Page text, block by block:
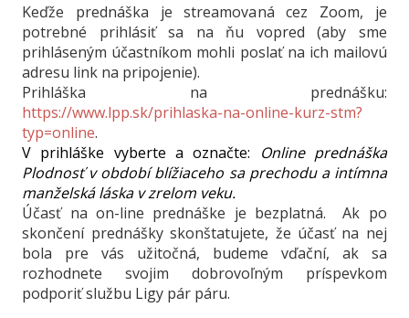
Keďže prednáška je streamovaná cez Zoom, je
potrebné prihlásiť sa na ňu vopred (aby sme
prihláseným účastníkom mohli poslať na ich mailovú
adresu link na pripojenie).
Prihláška na prednášku:
https://www.lpp.sk/prihlaska-na-online-kurz-stm?
typ=online.
V prihláške vyberte a označte:
Online prednáška
Plodnosť v období blížiaceho sa prechodu a intímna
manželská láska v zrelom veku.
Účasť na on-line prednáške je bezplatná. Ak po
skončení prednášky skonštatujete, že účasť na nej
bola pre vás užitočná, budeme vďační, ak sa
rozhodnete svojim dobrovoľným príspevkom
podporiť službu Ligy pár páru.